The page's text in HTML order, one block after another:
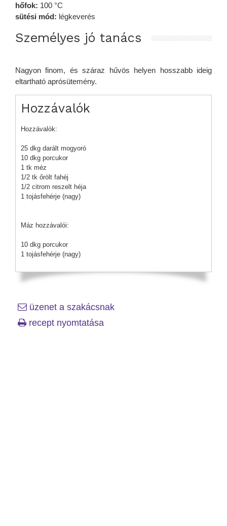
hőfok: 100 °C
sütési mód: légkeverés
Személyes jó tanács
Nagyon finom, és száraz hűvös helyen hosszabb ideig
eltartható aprósütemény.
Hozzávalók
Hozzávalók:
25 dkg darált mogyoró
10 dkg porcukor
1 tk méz
1/2 tk őrölt fahéj
1/2 citrom reszelt héja
1 tojásfehérje (nagy)
Máz hozzávalói:
10 dkg porcukor
1 tojásfehérje (nagy)
üzenet a szakácsnak
recept nyomtatása